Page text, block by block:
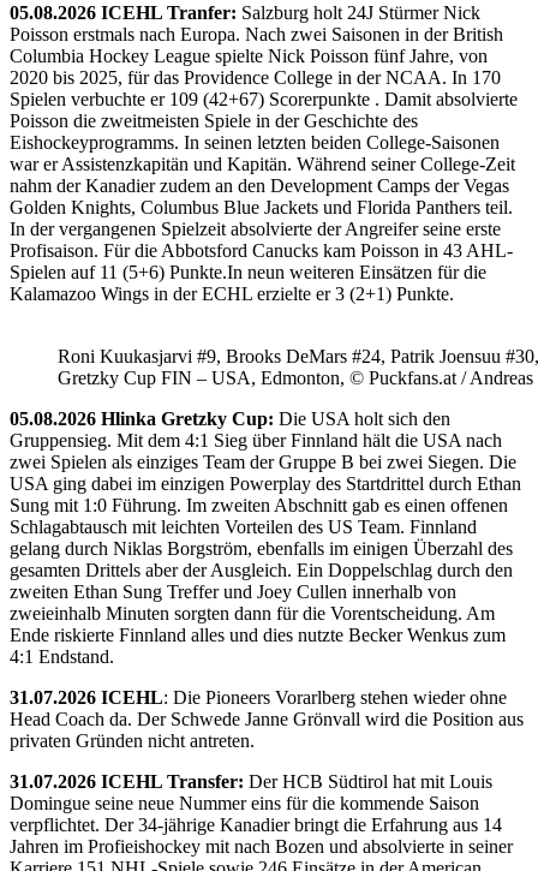
05.08.2026 ICEHL Tranfer: Salzburg holt 24J Stürmer Nick
Poisson erstmals nach Europa. Nach zwei Saisonen in der British
Columbia Hockey League spielte Nick Poisson fünf Jahre, von
2020 bis 2025, für das Providence College in der NCAA. In 170
Spielen verbuchte er 109 (42+67) Scorerpunkte . Damit absolvierte
Poisson die zweitmeisten Spiele in der Geschichte des
Eishockeyprogramms. In seinen letzten beiden College-Saisonen
war er Assistenzkapitän und Kapitän. Während seiner College-Zeit
nahm der Kanadier zudem an den Development Camps der Vegas
Golden Knights, Columbus Blue Jackets und Florida Panthers teil.
In der vergangenen Spielzeit absolvierte der Angreifer seine erste
Profisaison. Für die Abbotsford Canucks kam Poisson in 43 AHL-
Spielen auf 11 (5+6) Punkte.In neun weiteren Einsätzen für die
Kalamazoo Wings in der ECHL erzielte er 3 (2+1) Punkte.
Roni Kuukasjarvi #9, Brooks DeMars #24, Patrik Joensuu
Gretzky Cup FIN – USA, Edmonton, © Puckfans.at / Andreas
05.08.2026 Hlinka Gretzky Cup: Die USA holt sich den
Gruppensieg. Mit dem 4:1 Sieg über Finnland hält die USA nach
zwei Spielen als einziges Team der Gruppe B bei zwei Siegen. Die
USA ging dabei im einzigen Powerplay des Startdrittel durch Ethan
Sung mit 1:0 Führung. Im zweiten Abschnitt gab es einen offenen
Schlagabtausch mit leichten Vorteilen des US Team. Finnland
gelang durch Niklas Borgström, ebenfalls im einigen Überzahl des
gesamten Drittels aber der Ausgleich. Ein Doppelschlag durch den
zweiten Ethan Sung Treffer und Joey Cullen innerhalb von
zweieinhalb Minuten sorgten dann für die Vorentscheidung. Am
Ende riskierte Finnland alles und dies nutzte Becker Wenkus zum
4:1 Endstand.
31.07.2026 ICEHL: Die Pioneers Vorarlberg stehen wieder ohne
Head Coach da. Der Schwede Janne Grönvall wird die Position aus
privaten Gründen nicht antreten.
31.07.2026 ICEHL Transfer: Der HCB Südtirol hat mit Louis
Domingue seine neue Nummer eins für die kommende Saison
verpflichtet. Der 34-jährige Kanadier bringt die Erfahrung aus 14
Jahren im Profieishockey mit nach Bozen und absolvierte in seiner